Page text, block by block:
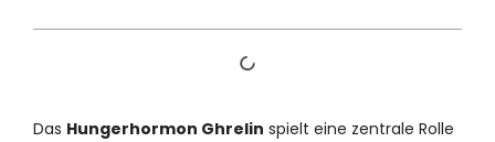
Das Hungerhormon Ghrelin spielt eine zentrale Rolle